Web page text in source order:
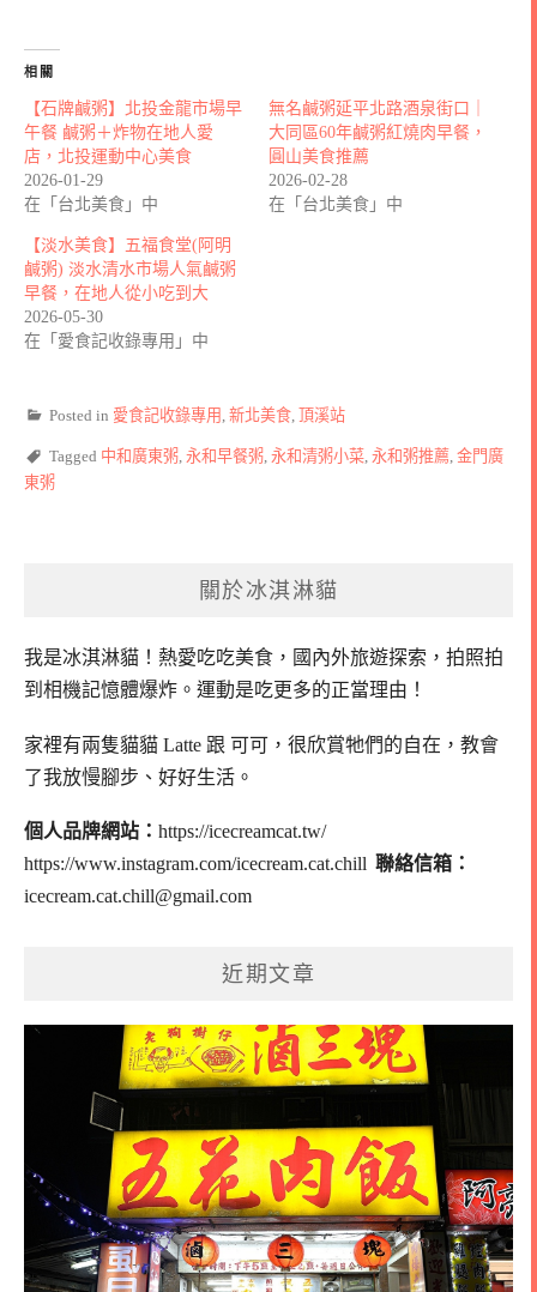
相關
【石牌鹹粥】北投金龍市場早
午餐 鹹粥＋炸物在地人愛
店，北投運動中心美食
2026-01-29
在「台北美食」中
無名鹹粥延平北路酒泉街口｜
大同區60年鹹粥紅燒肉早餐，
圓山美食推薦
2026-02-28
在「台北美食」中
【淡水美食】五福食堂(阿明
鹹粥) 淡水清水市場人氣鹹粥
早餐，在地人從小吃到大
2026-05-30
在「愛食記收錄專用」中
Posted in 愛食記收錄專用 新北美食 頂溪站
Tagged 中和廣東粥 永和早餐粥 永和清粥小菜 永和粥推薦 金門廣
東粥
關於冰淇淋貓
我是冰淇淋貓！ 熱愛吃吃美食，國內外旅遊探索，拍照拍
到相機記憶體爆炸。 運動是吃更多的正當理由！
家裡有兩隻貓貓 Latte 跟 可可， 很欣賞牠們的自在，教會
了我放慢腳步、好好生活。
個人品牌網站： https://icecreamcat.tw/
https://www.instagram.com/icecream.cat.chill 聯絡信箱：
icecream.cat.chill@gmail.com
近期文章